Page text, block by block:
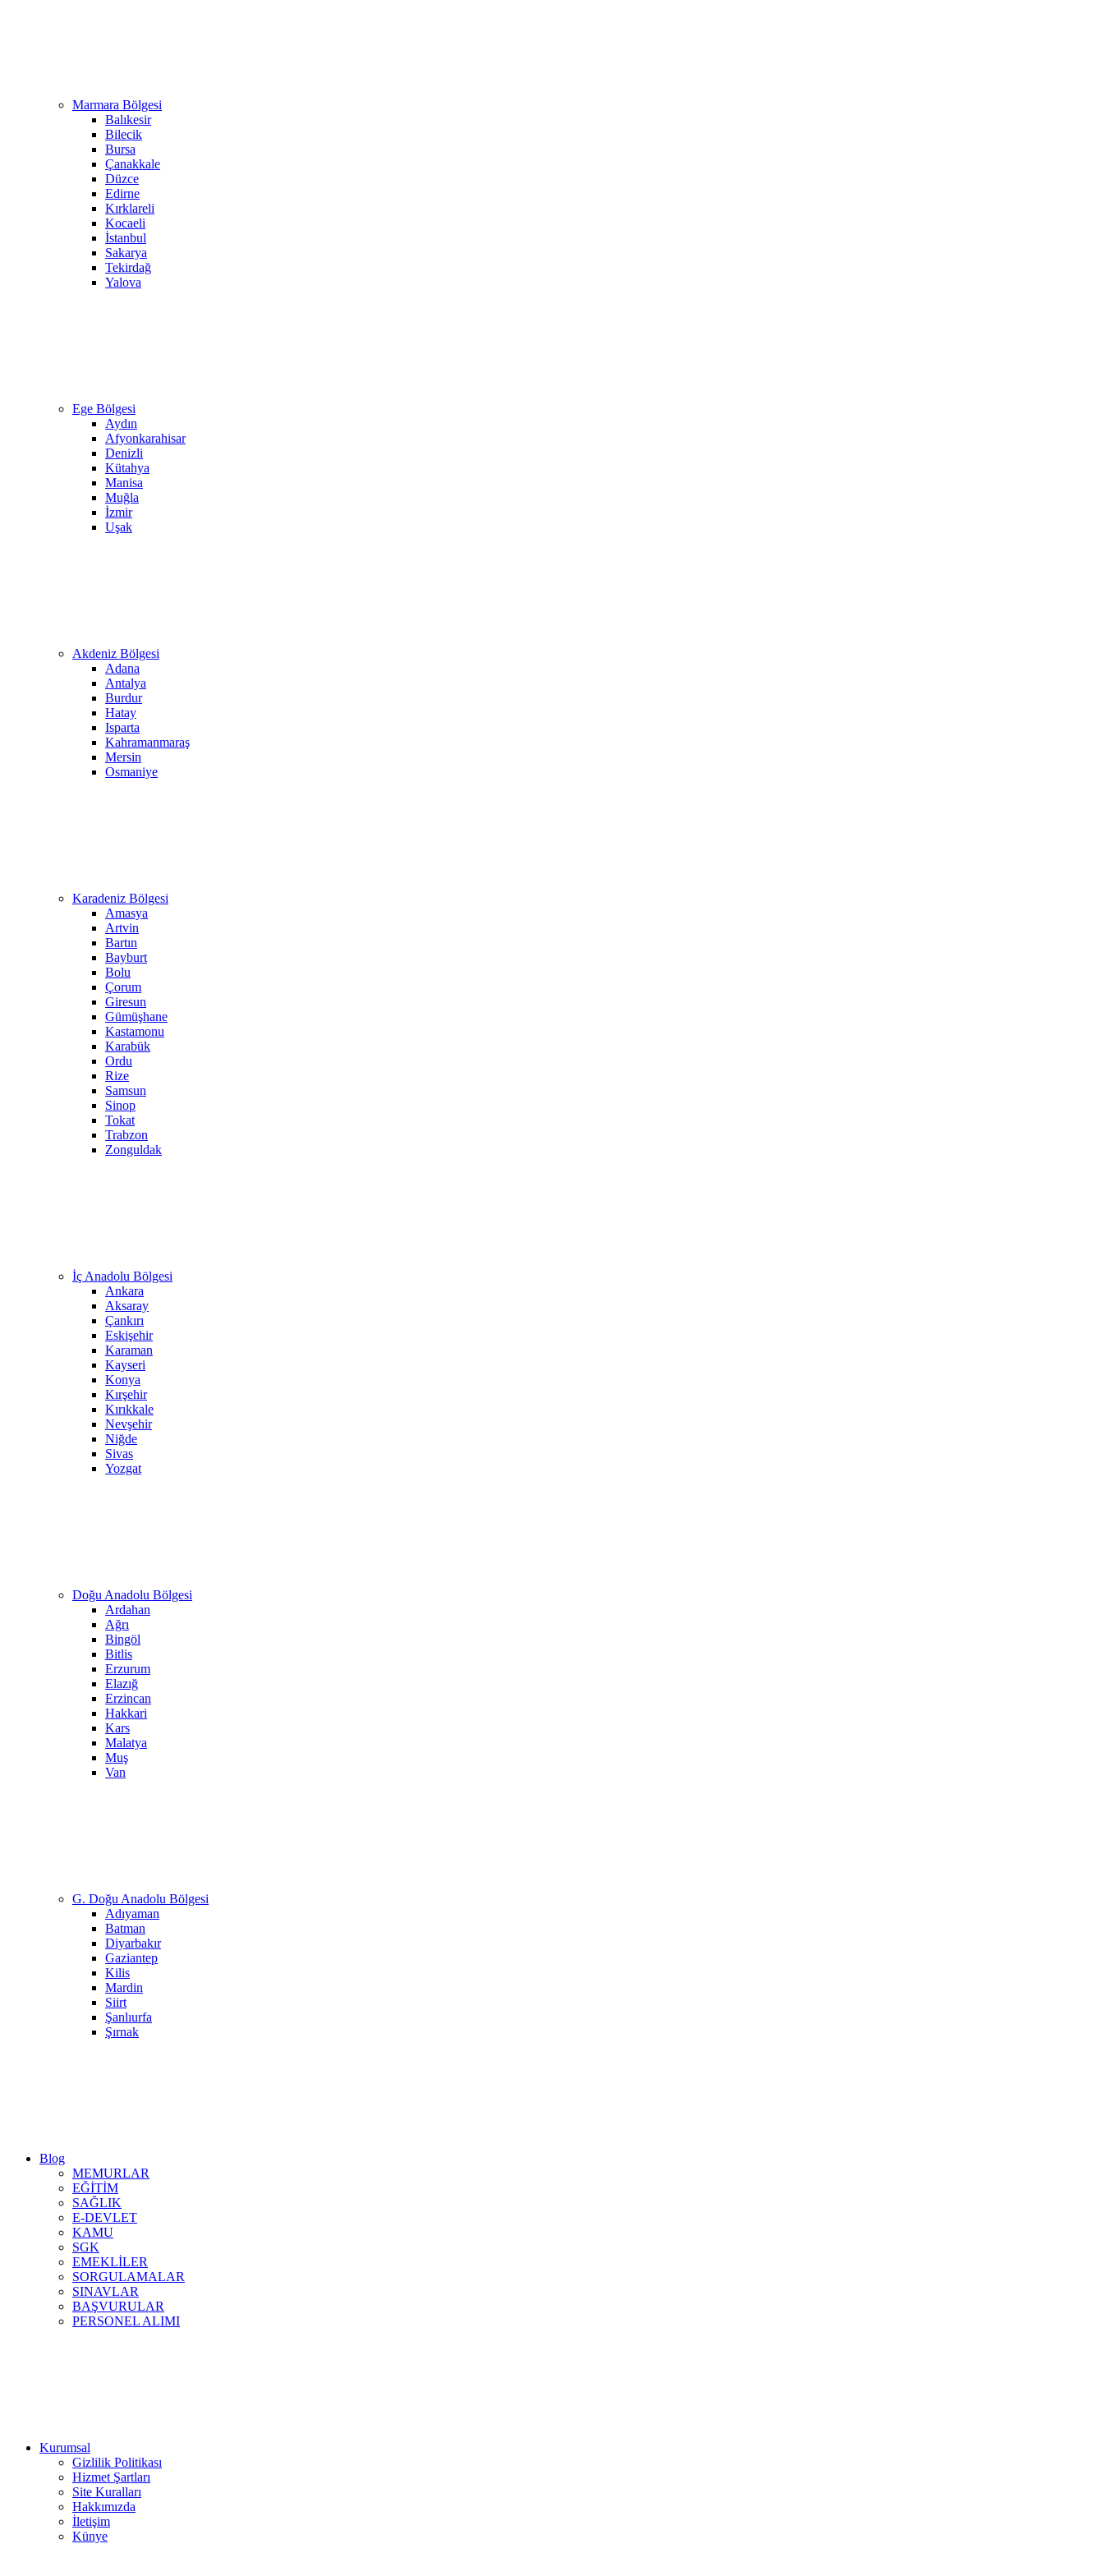
Marmara Bölgesi
Balıkesir
Bilecik
Bursa
Çanakkale
Düzce
Edirne
Kırklareli
Kocaeli
İstanbul
Sakarya
Tekirdağ
Yalova
Ege Bölgesi
Aydın
Afyonkarahisar
Denizli
Kütahya
Manisa
Muğla
İzmir
Uşak
Akdeniz Bölgesi
Adana
Antalya
Burdur
Hatay
Isparta
Kahramanmaraş
Mersin
Osmaniye
Karadeniz Bölgesi
Amasya
Artvin
Bartın
Bayburt
Bolu
Çorum
Giresun
Gümüşhane
Kastamonu
Karabük
Ordu
Rize
Samsun
Sinop
Tokat
Trabzon
Zonguldak
İç Anadolu Bölgesi
Ankara
Aksaray
Çankırı
Eskişehir
Karaman
Kayseri
Konya
Kırşehir
Kırıkkale
Nevşehir
Niğde
Sivas
Yozgat
Doğu Anadolu Bölgesi
Ardahan
Ağrı
Bingöl
Bitlis
Erzurum
Elazığ
Erzincan
Hakkari
Kars
Malatya
Muş
Van
G. Doğu Anadolu Bölgesi
Adıyaman
Batman
Diyarbakır
Gaziantep
Kilis
Mardin
Siirt
Şanlıurfa
Şırnak
Blog
MEMURLAR
EĞİTİM
SAĞLIK
E-DEVLET
KAMU
SGK
EMEKLİLER
SORGULAMALAR
SINAVLAR
BAŞVURULAR
PERSONEL ALIMI
Kurumsal
Gizlilik Politikası
Hizmet Şartları
Site Kuralları
Hakkımızda
İletişim
Künye